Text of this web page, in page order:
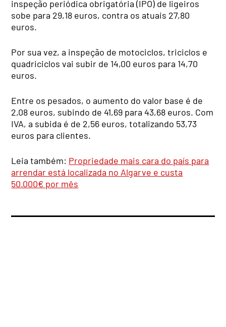
inspeção periódica obrigatória (IPO) de ligeiros
sobe para 29,18 euros, contra os atuais 27,80
euros.
Por sua vez, a inspeção de motociclos, triciclos e
quadriciclos vai subir de 14,00 euros para 14,70
euros.
Entre os pesados, o aumento do valor base é de
2,08 euros, subindo de 41,69 para 43,68 euros. Com
IVA, a subida é de 2,56 euros, totalizando 53,73
euros para clientes.
Leia também: Propriedade mais cara do país para
arrendar está localizada no Algarve e custa
50.000€ por mês